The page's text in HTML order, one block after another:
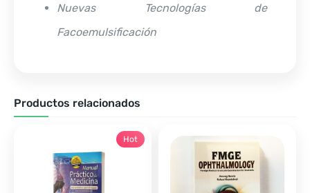
Nuevas Tecnologías de
Facoemulsificación
Productos relacionados
Hot